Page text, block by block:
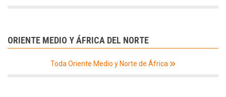
ORIENTE MEDIO Y ÁFRICA DEL NORTE
Toda Oriente Medio y Norte de África